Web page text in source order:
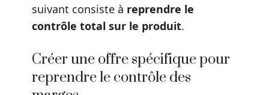
suivant consiste à reprendre le
contrôle total sur le produit.
Créer une offre spécifique pour
reprendre le contrôle des